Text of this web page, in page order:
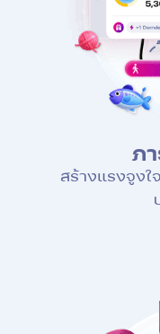
ภ
สร้างแรงจูงใ